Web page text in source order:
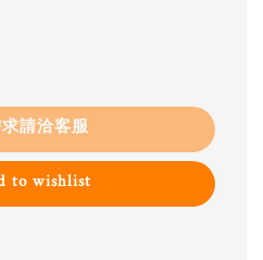
請洽客服
to wishlist